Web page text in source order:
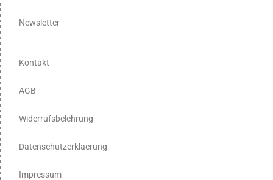
Newsletter
Kontakt
AGB
Widerrufsbelehrung
Datenschutzerklaerung
Impressum